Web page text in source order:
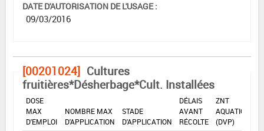
DATE D'AUTORISATION DE L'USAGE :
09/03/2016
[00201024] Cultures
fruitières*Désherbage*Cult. Installées
DOSE
MAX
D'EMPLOI
NOMBRE MAX
D'APPLICATION
STADE
D'APPLICATION
DÉLAIS
AVANT
RÉCOLTE
ZNT
AQUATIQUE
(DVP)